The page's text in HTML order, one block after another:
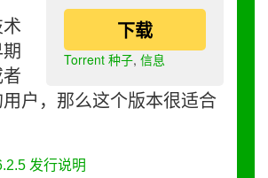
下载
Torrent 种子, 信息
户，那么这个版本很适合
发行说明